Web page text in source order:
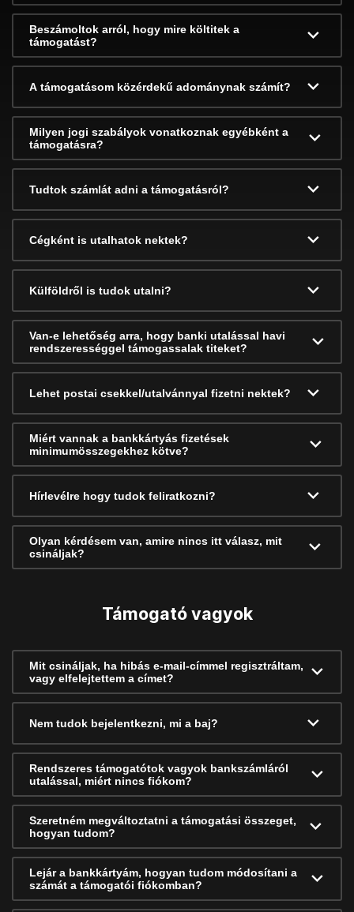
Beszámoltok arról, hogy mire költitek a
támogatást?
A támogatásom közérdekű adománynak számít?
Milyen jogi szabályok vonatkoznak egyébként a
támogatásra?
Tudtok számlát adni a támogatásról?
Cégként is utalhatok nektek?
Külföldről is tudok utalni?
Van-e lehetőség arra, hogy banki utalással havi
rendszerességgel támogassalak titeket?
Lehet postai csekkel/utalvánnyal fizetni nektek?
Miért vannak a bankkártyás fizetések
minimumösszegekhez kötve?
Hírlevélre hogy tudok feliratkozni?
Olyan kérdésem van, amire nincs itt válasz, mit
csináljak?
Támogató vagyok
Mit csináljak, ha hibás e-mail-címmel regisztráltam,
vagy elfelejtettem a címet?
Nem tudok bejelentkezni, mi a baj?
Rendszeres támogatótok vagyok bankszámláról
utalással, miért nincs fiókom?
Szeretném megváltoztatni a támogatási összeget,
hogyan tudom?
Lejár a bankkártyám, hogyan tudom módosítani a
számát a támogatói fiókomban?